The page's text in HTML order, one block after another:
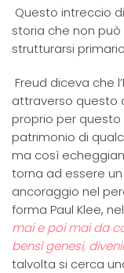
Questo intreccio
storia che non
strutturarsi
Freud diceva che
attraverso questo
proprio per
patrimonio di
ma così
torna ad essere
ancoraggio nel
forma Paul Klee,
mai e poi mai da
bensì genesi,
talvolta si cerca